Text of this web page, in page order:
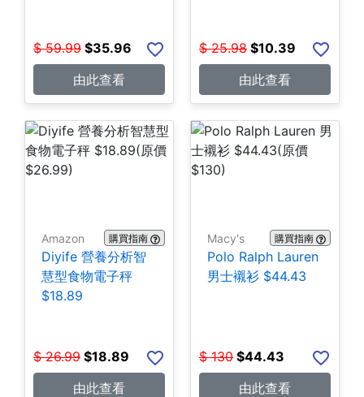
$ 59.99 $35.96
由此查看
$ 25.98 $10.39
由此查看
Amazon 購買指南
Diyife 營養分析智
慧型食物電子秤
$18.89
$ 26.99 $18.89
由此查看
Macy's 購買指南
Polo Ralph Lauren
男士襯衫 $44.43
$ 130 $44.43
由此查看